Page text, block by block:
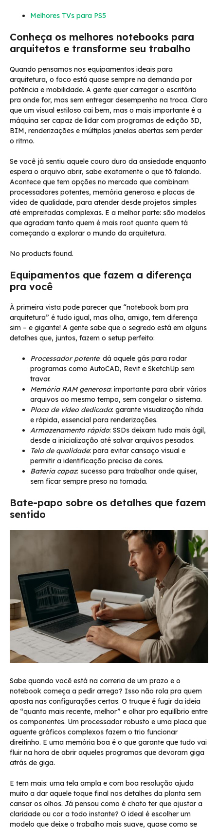
Melhores TVs para PS5
Conheça os melhores notebooks para
arquitetos e transforme seu trabalho
Quando pensamos nos equipamentos ideais para
arquitetura, o foco está quase sempre na demanda por
potência e mobilidade. A gente quer carregar o escritório
pra onde for, mas sem entregar desempenho na troca. Claro
que um visual estiloso cai bem, mas o mais importante é a
máquina ser capaz de lidar com programas de edição 3D,
BIM, renderizações e múltiplas janelas abertas sem perder
o ritmo.
Se você já sentiu aquele couro duro da ansiedade enquanto
espera o arquivo abrir, sabe exatamente o que tô falando.
Acontece que tem opções no mercado que combinam
processadores potentes, memória generosa e placas de
vídeo de qualidade, para atender desde projetos simples
até empreitadas complexas. E a melhor parte: são modelos
que agradam tanto quem é mais root quanto quem tá
começando a explorar o mundo da arquitetura.
No products found.
Equipamentos que fazem a diferença
pra você
À primeira vista pode parecer que “notebook bom pra
arquitetura” é tudo igual, mas olha, amigo, tem diferença
sim – e gigante! A gente sabe que o segredo está em alguns
detalhes que, juntos, fazem o setup perfeito:
Processador potente: dá aquele gás para rodar
programas como AutoCAD, Revit e SketchUp sem
travar.
Memória RAM generosa: importante para abrir vários
arquivos ao mesmo tempo, sem congelar o sistema.
Placa de vídeo dedicada: garante visualização nítida
e rápida, essencial para renderizações.
Armazenamento rápido: SSDs deixam tudo mais ágil,
desde a inicialização até salvar arquivos pesados.
Tela de qualidade: para evitar cansaço visual e
permitir a identificação precisa de cores.
Bateria capaz: sucesso para trabalhar onde quiser,
sem ficar sempre preso na tomada.
Bate-papo sobre os detalhes que fazem
sentido
Sabe quando você está na correria de um prazo e o
notebook começa a pedir arrego? Isso não rola pra quem
aposta nas configurações certas. O truque é fugir da ideia
de “quanto mais recente, melhor” e olhar pro equilíbrio entre
os componentes. Um processador robusto e uma placa que
aguente gráficos complexos fazem o trio funcionar
direitinho. E uma memória boa é o que garante que tudo vai
fluir na hora de abrir aqueles programas que devoram giga
atrás de giga.
E tem mais: uma tela ampla e com boa resolução ajuda
muito a dar aquele toque final nos detalhes da planta sem
cansar os olhos. Já pensou como é chato ter que ajustar a
claridade ou cor a todo instante? O ideal é escolher um
modelo que deixe o trabalho mais suave, quase como se